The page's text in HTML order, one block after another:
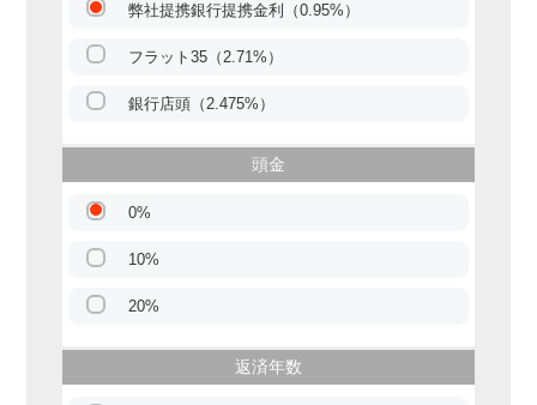
弊社提携銀行提携金利（0.95%）
フラット35（2.71%）
銀行店頭（2.475%）
頭金
0%
10%
20%
返済年数